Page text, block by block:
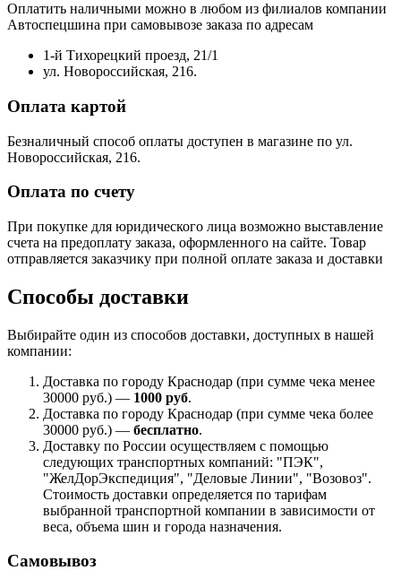
Оплатить наличными можно в любом из филиалов компании
Автоспецшина при самовывозе заказа по адресам
1-й Тихорецкий проезд, 21/1
ул. Новороссийская, 216.
Оплата картой
Безналичный способ оплаты доступен в магазине по ул.
Новороссийская, 216.
Оплата по счету
При покупке для юридического лица возможно выставление
счета на предоплату заказа, оформленного на сайте. Товар
отправляется заказчику при полной оплате заказа и доставки
Способы доставки
Выбирайте один из способов доставки, доступных в нашей
компании:
Доставка по городу Краснодар (при сумме чека менее
30000 руб.) — 1000 руб.
Доставка по городу Краснодар (при сумме чека более
30000 руб.) — бесплатно.
Доставку по России осуществляем с помощью
следующих транспортных компаний: "ПЭК",
"ЖелДорЭкспедиция", "Деловые Линии", "Возовоз".
Стоимость доставки определяется по тарифам
выбранной транспортной компании в зависимости от
веса, объема шин и города назначения.
Самовывоз